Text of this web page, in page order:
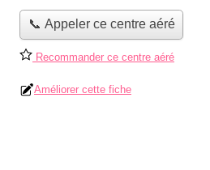
📞 Appeler ce centre aéré
Recommander ce centre aéré
Améliorer cette fiche